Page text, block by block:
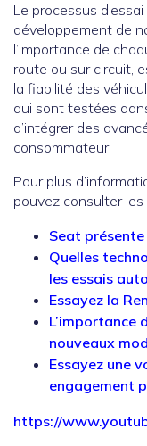
Le processus
développement de
l’importance de
route ou sur circuit,
la fiabilité des
qui sont testées
d’intégrer des
consommateur.
Pour plus
pouvez consulter
Seat présente
Quelles
les essais
Essayez la
L’importance
nouveaux
Essayez une
engagement
https://